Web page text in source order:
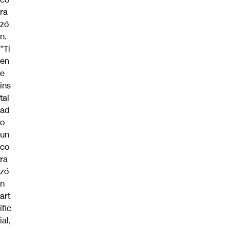
ra
zó
n.
“Ti
en
e
ins
tal
ad
o
un
co
ra
zó
n
art
ific
ial,